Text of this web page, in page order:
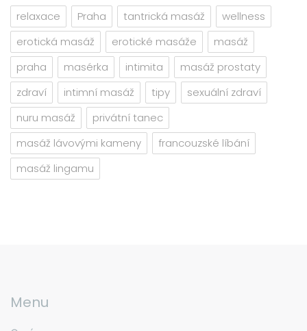
relaxace Praha tantrická masáž
wellness
erotická masáž
erotické masáže
masáž
praha
masérka intimita
masáž prostaty
zdraví
intimní masáž tipy
sexuální zdraví
nuru masáž
privátní tanec
masáž lávovými kameny
francouzské líbání
masáž lingamu
Menu